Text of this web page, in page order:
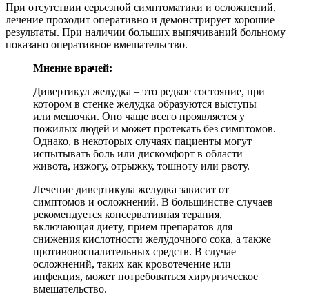
При отсутствии серьезной симптоматики и осложнений,
лечение проходит оперативно и демонстрирует хорошие
результаты. При наличии больших выпячиваний больному
показано оперативное вмешательство.
Мнение врачей:
Дивертикул желудка – это редкое состояние, при
котором в стенке желудка образуются выступы
или мешочки. Оно чаще всего проявляется у
пожилых людей и может протекать без симптомов.
Однако, в некоторых случаях пациенты могут
испытывать боль или дискомфорт в области
живота, изжогу, отрыжку, тошноту или рвоту.
Лечение дивертикула желудка зависит от
симптомов и осложнений. В большинстве случаев
рекомендуется консервативная терапия,
включающая диету, прием препаратов для
снижения кислотности желудочного сока, а также
противовоспалительных средств. В случае
осложнений, таких как кровотечение или
инфекция, может потребоваться хирургическое
вмешательство.